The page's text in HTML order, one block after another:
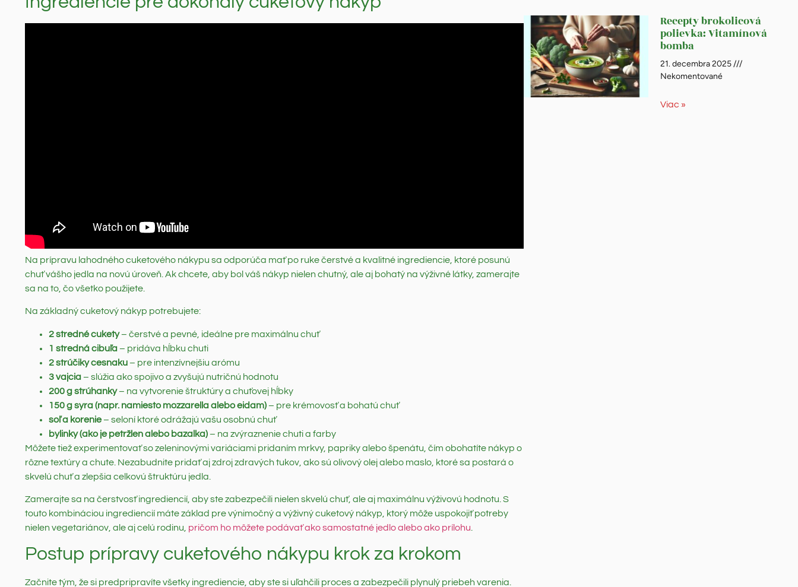
Na prípravu lahodného cuketového nákypu sa odporúča mať po ruke čerstvé a kvalitné ingrediencie, ktoré posunú
chuť vášho jedla na novú úroveň. Ak chcete, aby bol váš nákyp nielen chutný, ale aj bohatý na výživné látky, zamerajte
sa na to, čo všetko použijete.
Na základný cuketový nákyp potrebujete:
2 stredné cukety– čerstvé a pevné, ideálne pre maximálnu chuť
1 stredná cibuľa– pridáva hĺbku chuti
2 strúčiky cesnaku– pre intenzívnejšiu arómu
3 vajcia– slúžia ako spojivo a zvyšujú nutričnú hodnotu
200 g strúhanky– na vytvorenie štruktúry a chuťovej hĺbky
150 g syra (napr. namiesto mozzarella alebo eidam)– pre krémovosť a bohatú chuť
soľ a korenie– seloní ktoré odrážajú vašu osobnú chuť
bylinky (ako je petržlen alebo bazalka)– na zvýraznenie chuti a farby
Môžete tiež experimentovať so zeleninovými variáciami pridaním mrkvy, papriky alebo špenátu, čím obohatíte nákyp o
rôzne textúry a chute. Nezabudnite pridať aj zdroj zdravých tukov, ako sú olivový olej alebo maslo, ktoré sa postará o
skvelú chuť a zlepšia celkovú štruktúru jedla.
Zamerajte sa na čerstvosť ingrediencií, aby ste zabezpečili nielen skvelú chuť, ale aj maximálnu výživovú hodnotu. S
touto kombináciou ingrediencií máte základ pre výnimočný a výživný cuketový nákyp, ktorý môže uspokojiť potreby
nielen vegetariánov, ale aj celú rodinu, pričom ho môžete podávať ako samostatné jedlo alebo ako prílohu
Postup prípravy cuketového nákypu krok za krokom
Začnite tým, že si predpripravíte všetky ingrediencie, aby ste si uľahčili proces a zabezpečili plynulý priebeh varenia.
Recepty brokolicová
polievka: Vitamínová
bomba
21. decembra 2025
Nekomentované
Viac »